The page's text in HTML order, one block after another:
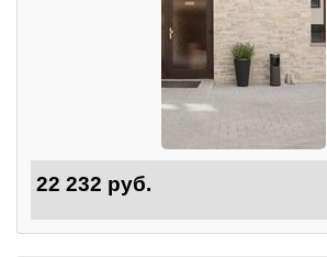
22 232 руб.